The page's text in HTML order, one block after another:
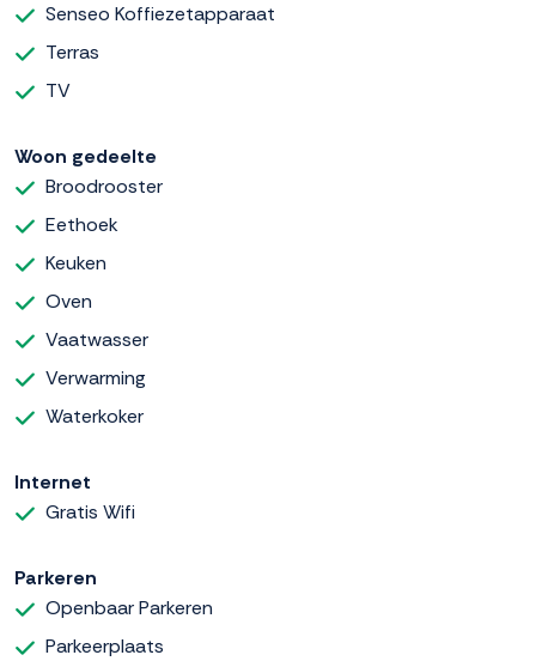
Senseo Koffiezetapparaat
Terras
TV
Woon gedeelte
Broodrooster
Eethoek
Keuken
Oven
Vaatwasser
Verwarming
Waterkoker
Internet
Gratis Wifi
Parkeren
Openbaar Parkeren
Parkeerplaats